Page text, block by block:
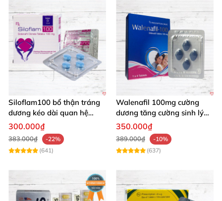
Siloflam100 bổ thận tráng
dương kéo dài quan hệ
mạnh mẽ nam
300.000₫
383.000₫
-22%
(641)
Walenafil 100mg cường
dương tăng cường sinh lý
kéo dài thời gian
350.000₫
389.000₫
-10%
(637)